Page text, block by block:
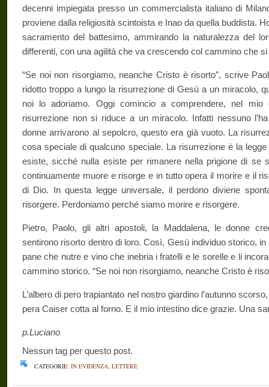
decenni impiegata presso un commercialista italiano di
proviene dalla religiosità scintoista e Inao da quella buddista.
sacramento del battesimo, ammirando la naturalezza del
differenti, con una agilità che va crescendo col cammino che
“Se noi non risorgiamo, neanche Cristo è risorto”, scrive
ridotto troppo a lungo la risurrezione di Gesù a un miracolo,
noi lo adoriamo. Oggi comincio a comprendere, nel
risurrezione non si riduce a un miracolo. Infatti nessuno
donne arrivarono al sepolcro, questo era già vuoto. La
cosa speciale di qualcuno speciale. La risurrezione è la
esiste, sicché nulla esiste per rimanere nella prigione di
continuamente muore e risorge e in tutto opera il morire e il
di Dio. In questa legge universale, il perdono diviene
risorgere. Perdoniamo perché siamo morire e risorgere.
Pietro, Paolo, gli altri apostoli, la Maddalena, le donne
sentirono risorto dentro di loro. Così, Gesù individuo storico,
pane che nutre e vino che inebria i fratelli e le sorelle e li
cammino storico. “Se noi non risorgiamo, neanche Cristo è
L’albero di pero trapiantato nel nostro giardino l’autunno
pera Caiser cotta al forno. E il mio intestino dice grazie. Una
p.Luciano
Nessun tag per questo post.
CATEGORIE: IN EVIDENZA, LETTERE